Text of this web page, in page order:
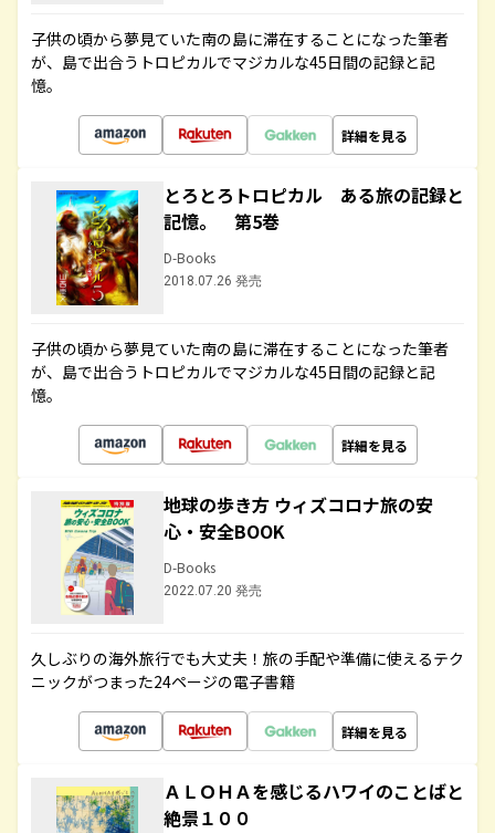
子供の頃から夢見ていた南の島に滞在することになった筆者
が、島で出合うトロピカルでマジカルな45日間の記録と記
憶。
詳細を見る
とろとろトロピカル ある旅の記録と
記憶。 第5巻
D-Books
2018.07.26 発売
子供の頃から夢見ていた南の島に滞在することになった筆者
が、島で出合うトロピカルでマジカルな45日間の記録と記
憶。
詳細を見る
地球の歩き方 ウィズコロナ旅の安
心・安全BOOK
D-Books
2022.07.20 発売
久しぶりの海外旅行でも大丈夫！旅の手配や準備に使えるテク
ニックがつまった24ページの電子書籍
詳細を見る
ＡＬＯＨＡを感じるハワイのことばと
絶景１００